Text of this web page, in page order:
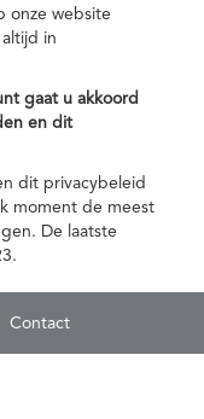
onze website
in
gaat u akkoord
en dit
dit privacybeleid
moment de meest
De laatste
Contact